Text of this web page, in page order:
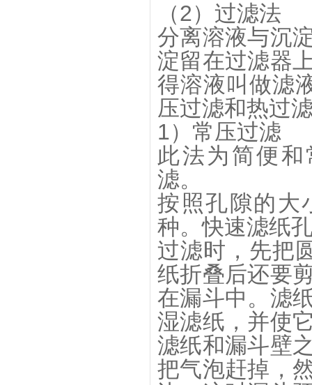
（2）过滤法
分离溶液与沉
淀留在过滤器
得溶液叫做滤
压过滤和热过
1）常压过滤
此法为简便
滤。
按照孔隙的大
种。快速滤纸
过滤时，先把
纸折叠后还要
在漏斗中。滤
湿滤纸，并使
滤纸和漏斗壁
把气泡赶掉，